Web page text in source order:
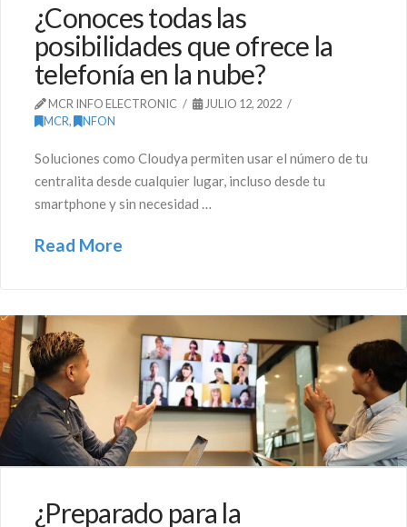
¿Conoces todas las
posibilidades que ofrece la
telefonía en la nube?
MCR INFO ELECTRONIC
JULIO 12, 2022
MCR, NFON
Soluciones como Cloudya permiten usar el número de tu
centralita desde cualquier lugar, incluso desde tu
smartphone y sin necesidad …
Read More
¿Preparado para la